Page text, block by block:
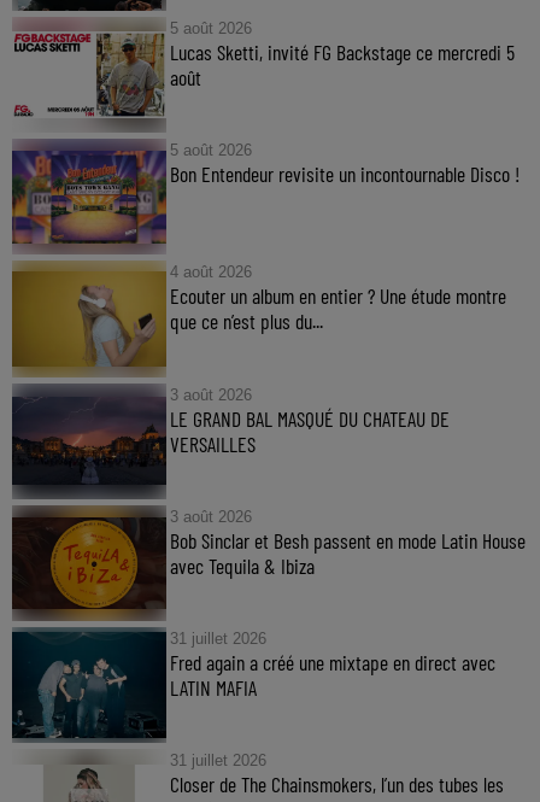
5 août 2026
Lucas Sketti, invité FG Backstage ce mercredi 5
août
5 août 2026
Bon Entendeur revisite un incontournable Disco !
4 août 2026
Ecouter un album en entier ? Une étude montre
que ce n’est plus du...
3 août 2026
LE GRAND BAL MASQUÉ DU CHATEAU DE
VERSAILLES
3 août 2026
Bob Sinclar et Besh passent en mode Latin House
avec Tequila & Ibiza
31 juillet 2026
Fred again a créé une mixtape en direct avec
LATIN MAFIA
31 juillet 2026
Closer de The Chainsmokers, l’un des tubes les